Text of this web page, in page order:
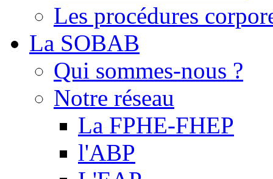
Les procédures
La SOBAB
Qui sommes-nous ?
Notre réseau
La FPHE-FHEP
l'ABP